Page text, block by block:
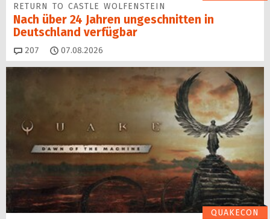
RETURN TO CASTLE WOLFENSTEIN
Nach über 24 Jahren ungeschnitten in
Deutschland verfügbar
207 Kommentare
07.08.2026
QUAKECON